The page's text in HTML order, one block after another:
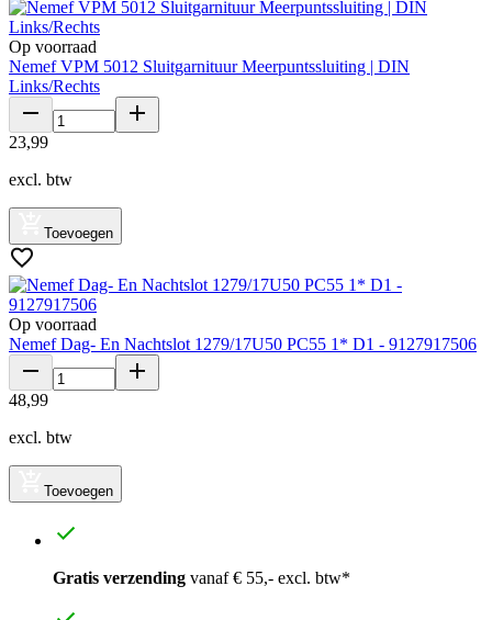
Op voorraad
Nemef VPM 5012 Sluitgarnituur Meerpuntssluiting | DIN
Links/Rechts
23,99
excl. btw
Toevoegen
Op voorraad
Nemef Dag- En Nachtslot 1279/17U50 PC55 1* D1 - 9127917506
48,99
excl. btw
Toevoegen
Gratis verzending vanaf € 55,- excl. btw*